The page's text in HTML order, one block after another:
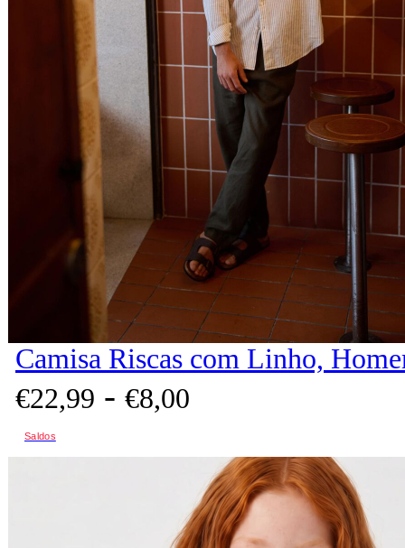
Camisa Riscas com Linho,
€22,99 - €8,00
Saldos